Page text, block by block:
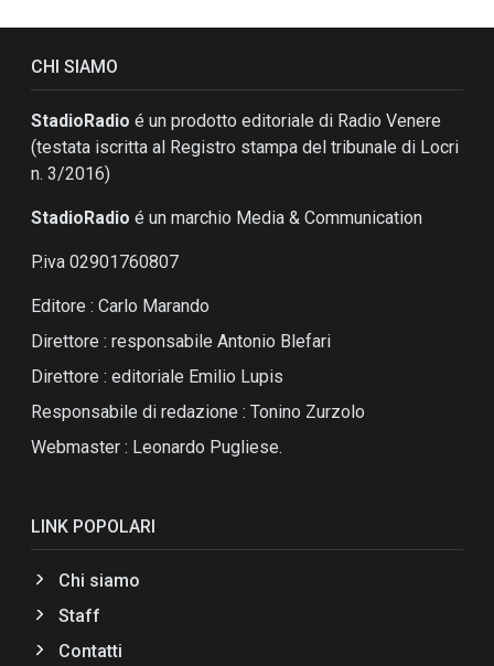
CHI SIAMO
StadioRadio é un prodotto editoriale di Radio Venere
(testata iscritta al Registro stampa del tribunale di Locri
n. 3/2016)
StadioRadio é un marchio Media & Communication
P.iva 02901760807
Editore : Carlo Marando
Direttore : responsabile Antonio Blefari
Direttore : editoriale Emilio Lupis
Responsabile di redazione : Tonino Zurzolo
Webmaster : Leonardo Pugliese.
LINK POPOLARI
Chi siamo
Staff
Contatti